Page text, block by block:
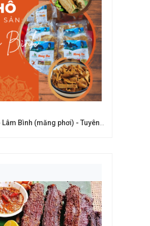
Măng khô Lâm Bình (măng phơi) - Tuyên Quang